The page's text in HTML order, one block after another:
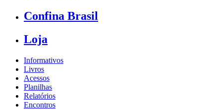
Confina Brasil
Loja
Informativos
Livros
Acessos
Planilhas
Relatórios
Encontros